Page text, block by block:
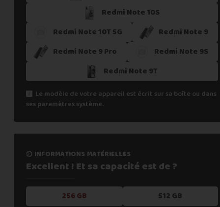
Redmi Note 10S
Redmi Note 10T 5G
Redmi Note 9
Redmi Note 9 Pro
Redmi Note 9S
Redmi Note 9T
Le modèle de votre appareil est écrit sur sa boîte ou dans
ses paramètres système.
informations matérielles
Excellent ! Et sa capacitéest de ?
256 GB 512 GB